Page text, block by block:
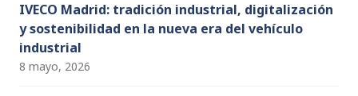
IVECO Madrid: tradición industrial, digitalización
y sostenibilidad en la nueva era del vehículo
industrial
8 mayo, 2026